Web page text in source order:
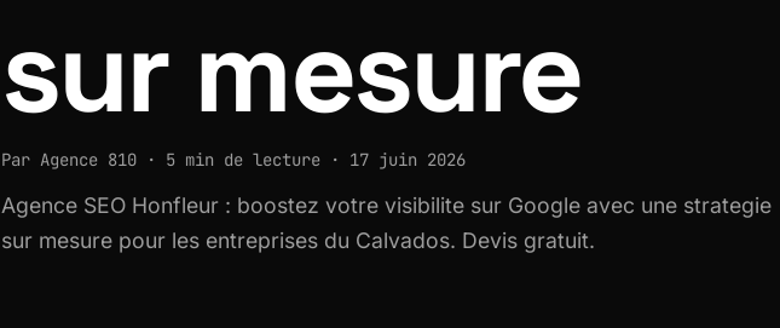
sur mesure
Par Agence 810 · 5 min de lecture · 17 juin 2026
Agence SEO Honfleur : boostez votre visibilite sur Google avec une strategie
sur mesure pour les entreprises du Calvados. Devis gratuit.